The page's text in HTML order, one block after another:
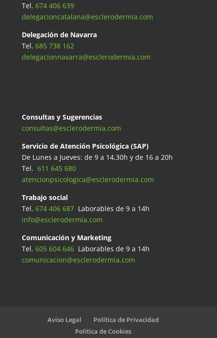
Tel. 674 406 639
delegacioncatalana@esclerodermia.com
Delegación de Navarra
Tel. 685 738 162
delegacionnavarra@esclerodermia.com
Consultas y Sugerencias
consultas@esclerodermia.com
Servicio de Atención Psicológica (SAP)
De Lunes a Jueves: de 9 a 14,30h y de 16 a 20h
Tel. 611 645 680
atencionpsicologica@esclerodermia.com
Trabajo social
Tel. 674 406 687 Laborables de 9 a 14h
info@esclerodermia.com
Comunicación y Marketing
Tel. 605 604 646Laborables de 9 a 14h
comunicacion@esclerodermia.com
Aviso Legal
Política de Privacidad
Política de Cookies